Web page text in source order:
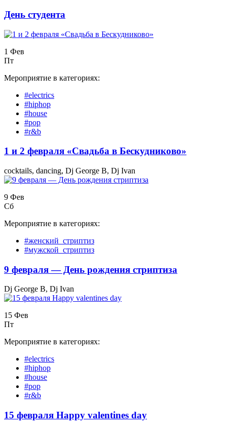
День студента
1 Фев
Пт
Мероприятие в категориях:
#electrics
#hiphop
#house
#pop
#r&b
1 и 2 февраля «Свадьба в Бескудниково»
cocktails, dancing, Dj George B, Dj Ivan
9 Фев
Сб
Мероприятие в категориях:
#женский_стриптиз
#мужской_стриптиз
9 февраля — День рождения стриптиза
Dj George B, Dj Ivan
15 Фев
Пт
Мероприятие в категориях:
#electrics
#hiphop
#house
#pop
#r&b
15 февраля Happy valentines day